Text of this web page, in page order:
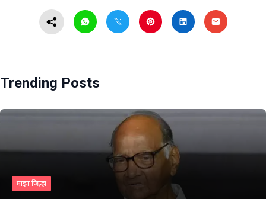
Trending Posts
माझा जिल्हा